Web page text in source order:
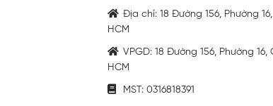
Địa chỉ: 18 Đường 156, Phường
HCM
VPGD: 18 Đường 156, Phường 16,
HCM
MST: 0316818391